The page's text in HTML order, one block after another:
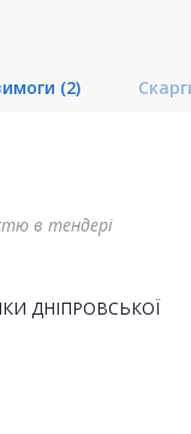
(2)
в тендері
ДНІПРОВСЬКОЇ